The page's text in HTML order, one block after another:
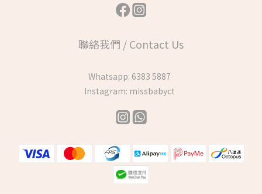
聯絡我們 / Contact Us
Whatsapp: 6383 5887
Instagram: missbabyct